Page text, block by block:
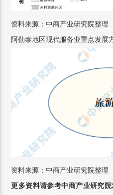
资料来源：中商产业研究院整理
阿勒泰地区现代服务业重点发展
资料来源：中商产业研究院整理
更多资料请参考中商产业研究